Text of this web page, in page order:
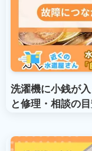
洗濯機に小銭が
と修理・相談の